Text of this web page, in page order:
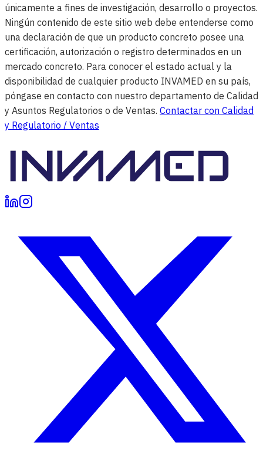
únicamente a fines de investigación, desarrollo o proyectos.
Ningún contenido de este sitio web debe entenderse como
una declaración de que un producto concreto posee una
certificación, autorización o registro determinados en un
mercado concreto. Para conocer el estado actual y la
disponibilidad de cualquier producto INVAMED en su país,
póngase en contacto con nuestro departamento de Calidad
y Asuntos Regulatorios o de Ventas. Contactar con Calidad
y Regulatorio / Ventas